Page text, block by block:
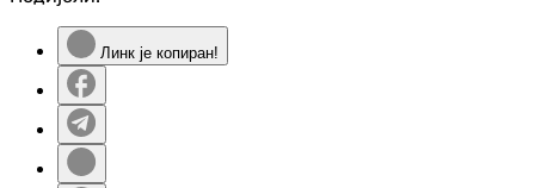
Линк је копиран!